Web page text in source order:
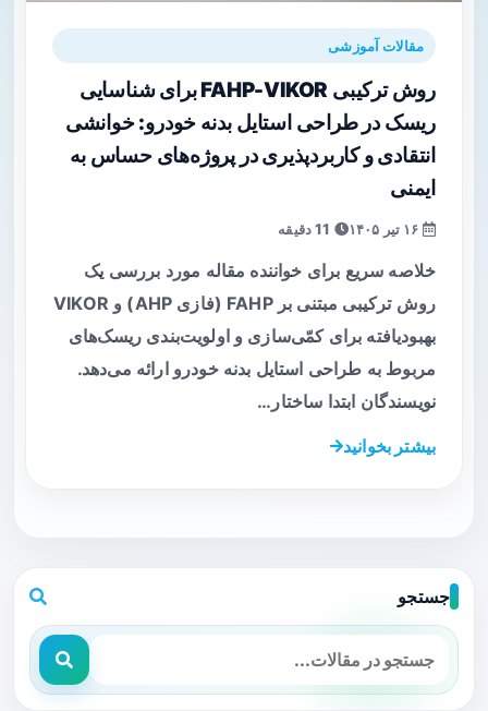
مقالات آموزشی
روش ترکیبی FAHP-VIKOR برای شناسایی
ریسک در طراحی استایل بدنه خودرو: خوانشی
انتقادی و کاربردپذیری در پروژه‌های حساس به
ایمنی
خلاصه سریع برای خواننده مقاله مورد بررسی یک
روش ترکیبی مبتنی بر FAHP (فازی AHP) و VIKOR
بهبود‌یافته برای کمّی‌سازی و اولویت‌بندی ریسک‌های
مربوط به طراحی استایل بدنه خودرو ارائه می‌دهد.
نویسندگان ابتدا ساختار…
بیشتر بخوانید
جستجو